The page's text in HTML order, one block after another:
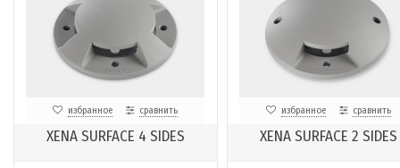
избранное сравнить
XENA SURFACE 4 SIDES
избранное сравнить
XENA SURFACE 2 SIDES